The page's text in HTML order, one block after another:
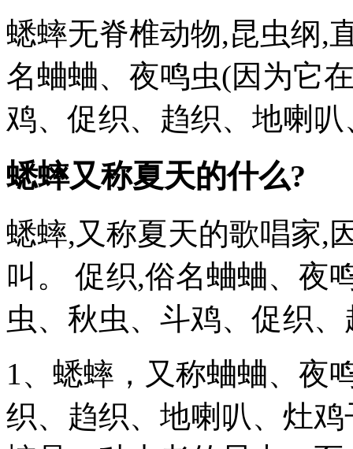
蟋蟀无脊椎动物,昆虫纲,
名蛐蛐、夜鸣虫(因为它
鸡、促织、趋织、地喇
蟋蟀又称夏天的什么?
蟋蟀,又称夏天的歌唱家,
叫。 促织,俗名蛐蛐、夜
虫、秋虫、斗鸡、促织
1、蟋蟀，又称蛐蛐、夜
织、趋织、地喇叭、灶